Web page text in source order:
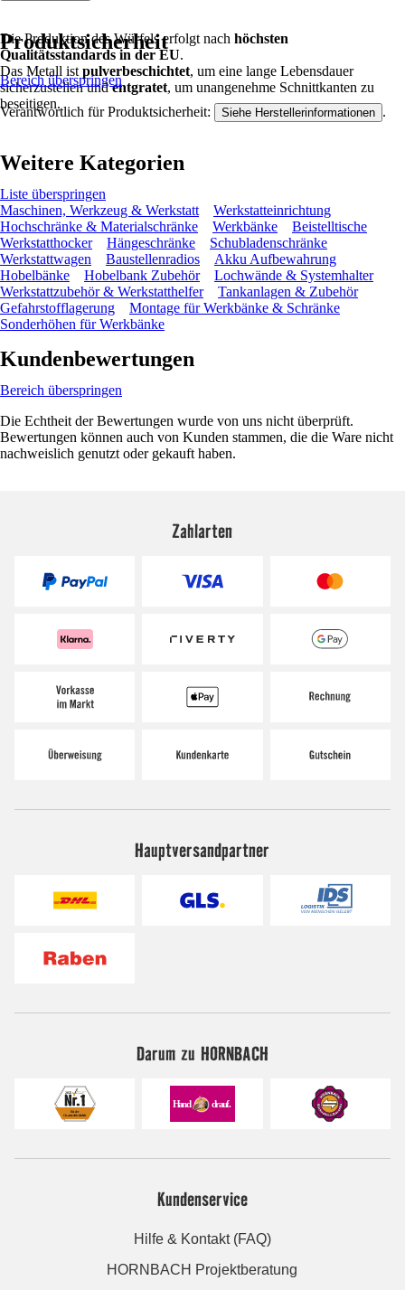
Die Produktion des Würfels erfolgt nach höchsten
Qualitätsstandards in der EU.
Das Metall ist pulverbeschichtet, um eine lange Lebensdauer
sicherzustellen undentgratet, um unangenehme Schnittkanten zu
beseitigen.
Produktsicherheit
Bereich überspringen
Verantwortlich für Produktsicherheit: Siehe Herstellerinformationen .
Weitere Kategorien
Liste überspringen
Maschinen, Werkzeug & Werkstatt
Werkstatteinrichtung
Hochschränke & Materialschränke
Werkbänke
Beistelltische
Werkstatthocker
Hängeschränke
Schubladenschränke
Werkstattwagen
Baustellenradios
Akku Aufbewahrung
Hobelbänke
Hobelbank Zubehör
Lochwände & Systemhalter
Werkstattzubehör & Werkstatthelfer
Tankanlagen & Zubehör
Gefahrstofflagerung
Montage für Werkbänke & Schränke
Sonderhöhen für Werkbänke
Kundenbewertungen
Bereich überspringen
Die Echtheit der Bewertungen wurde von uns nicht überprüft.
Bewertungen können auch von Kunden stammen, die die Ware nicht
nachweislich genutzt oder gekauft haben.
Zahlarten
Hauptversandpartner
Darum zu HORNBACH
Kundenservice
Hilfe & Kontakt (FAQ)
HORNBACH Projektberatung